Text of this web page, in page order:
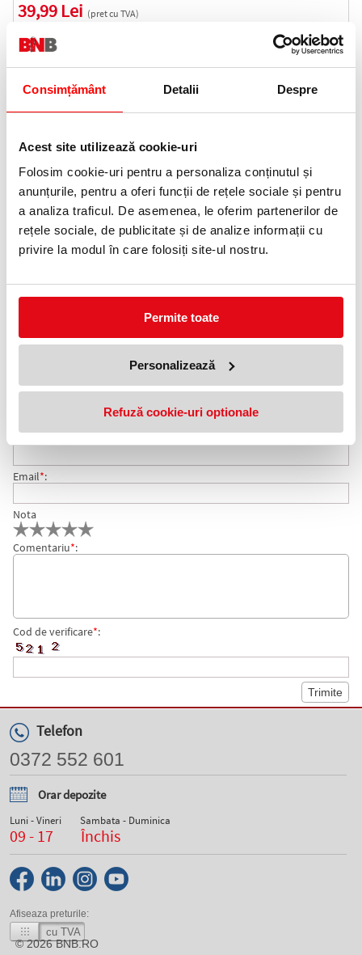
Consimțământ Detalii Despre
Acest site utilizează cookie-uri
Folosim cookie-uri pentru a personaliza conținutul și
anunțurile, pentru a oferi funcții de rețele sociale și pentru
a analiza traficul. De asemenea, le oferim partenerilor de
rețele sociale, de publicitate și de analize informații cu
privire la modul în care folosiți site-ul nostru.
Permite toate
Personalizează
Refuză cookie-uri optionale
39,99 Lei (pret cu TVA)
Indisponibil
Informatii livrare
Telefon:
0372 552 601
CMR-urile sunt disponibile in blocuri A4 a cate 50 de file, 4
exemplare /set tiparite pe hartie autocopiativa.
Nu exista comentarii. Fii primul care comenteaza acest produs!
Adresa de e-mail ramane confidentiala si nu va fi afisata pe site.
Email*:
Nota
Comentariu*:
Cod de verificare*:
Telefon
0372 552 601
Orar depozite
Luni - Vineri
09 - 17
Sambata - Duminica
Închis
Afiseaza preturile:
cu TVA
© 2026BNB.RO